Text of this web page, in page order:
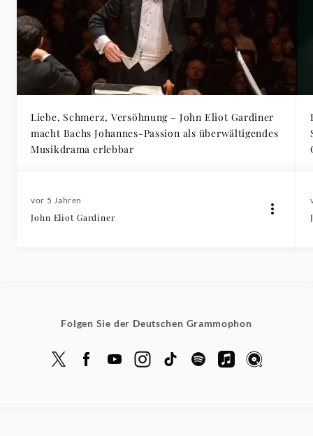
Liebe, Schmerz, Versöhnung – John Eliot Gardiner
macht Bachs Johannes-Passion als überwältigendes
Musikdrama erlebbar
vor 5 Jahren
John Eliot Gardiner
Folgen Sie der Deutschen Grammophon